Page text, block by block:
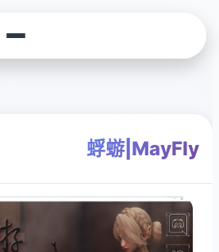
蜉蝣|MayFly